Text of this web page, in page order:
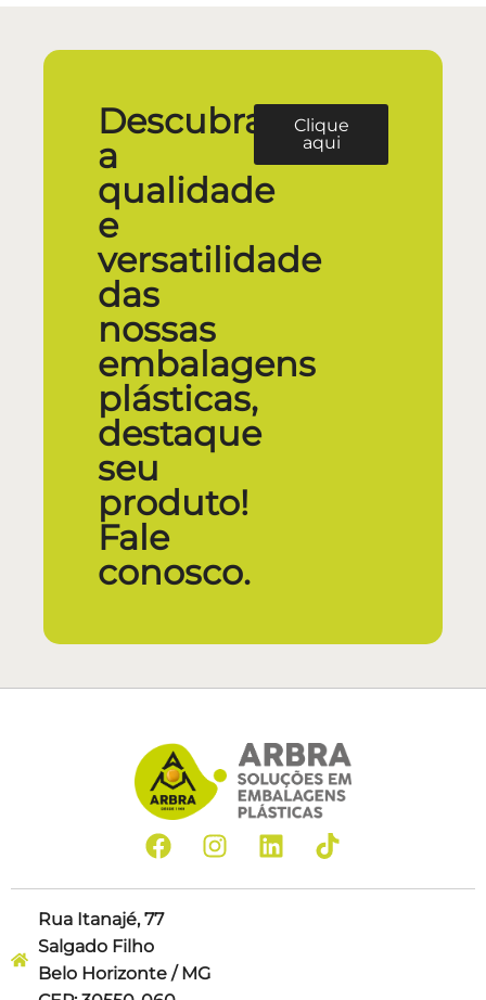
Descubra
a
qualidade
e
versatilidade
das
nossas
embalagens
plásticas,
destaque
seu
produto!
Fale
conosco.
Clique
aqui
Rua Itanajé, 77
Salgado Filho
Belo Horizonte / MG